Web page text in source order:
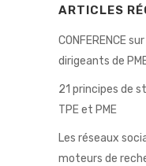
ARTICLES
CONFERENCE
dirigeants de
21 principes de
TPE et PME
Les réseaux
moteurs de